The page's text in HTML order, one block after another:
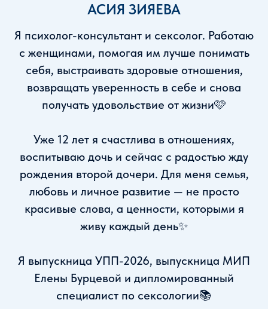
АСИЯ ЗИЯЕВА
Я психолог-консультант и сексолог. Работаю
с женщинами, помогая им лучше понимать
себя, выстраивать здоровые отношения,
возвращать уверенность в себе и снова
получать удовольствие от жизни🩷
Уже 12 лет я счастлива в отношениях,
воспитываю дочь и сейчас с радостью жду
рождения второй дочери. Для меня семья,
любовь и личное развитие — не просто
красивые слова, а ценности, которыми я
живу каждый день✨
Я выпускница УПП-2026, выпускница МИП
Елены Бурцевой и дипломированный
специалист по сексологии📚